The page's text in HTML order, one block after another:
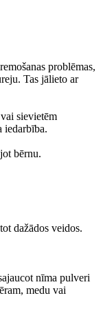
problēmas,
Tas jālieto ar
sievietēm
iedarbība.
bērnu.
dažādos veidos.
nīma pulveri
medu vai